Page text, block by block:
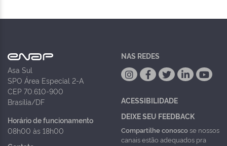
Asa Sul
SPO Área Especial 2-A
CEP 70.610-900
Brasília/DF
Horário de funcionamento
08h00 às 18h00
NAS REDES
ACESSIBILIDADE
DEIXE SEU FEEDBACK
Compartilhe conoscose nossos
canais estão adequados pra